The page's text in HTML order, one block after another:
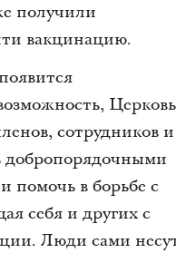
получили
вакцинацию.
Церковь
сотрудников и
добропорядочными
помочь в борьбе с
себя и других с
Люди сами